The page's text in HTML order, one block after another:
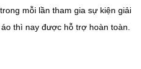
mỗi lần tham gia sự kiện giải
thì nay được hỗ trợ hoàn toàn.